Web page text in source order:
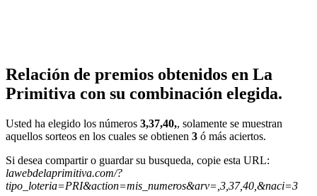
Relación de premios obtenidos en La
Primitiva con su combinación elegida.
Usted ha elegido los números 3,37,40,, solamente se muestran
aquellos sorteos en los cuales se obtienen 3 ó más aciertos.
Si desea compartir o guardar su busqueda, copie esta URL:
lawebdelaprimitiva.com/?
tipo_loteria=PRI&action=mis_numeros&arv=,3,37,40,&naci=3